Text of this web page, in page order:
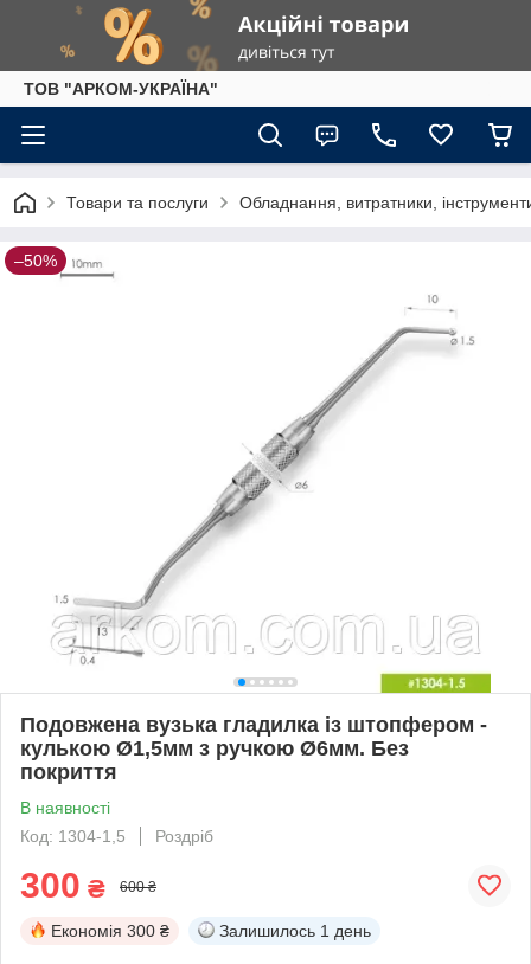
ТОВ "АРКОМ-УКРАЇНА"
Товари та послуги Обладнання, витратники,
–50%
Подовжена вузька гладилка із штопфером -
кулькою Ø1,5мм з ручкою Ø6мм. Без
покриття
В наявності
Код: 1304-1,5
Роздріб
300 ₴ 600 ₴
Економія 300 ₴ Залишилось 1 день